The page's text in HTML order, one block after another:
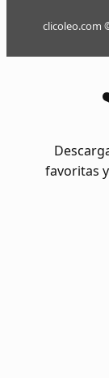
clicoleo.com
favoritas